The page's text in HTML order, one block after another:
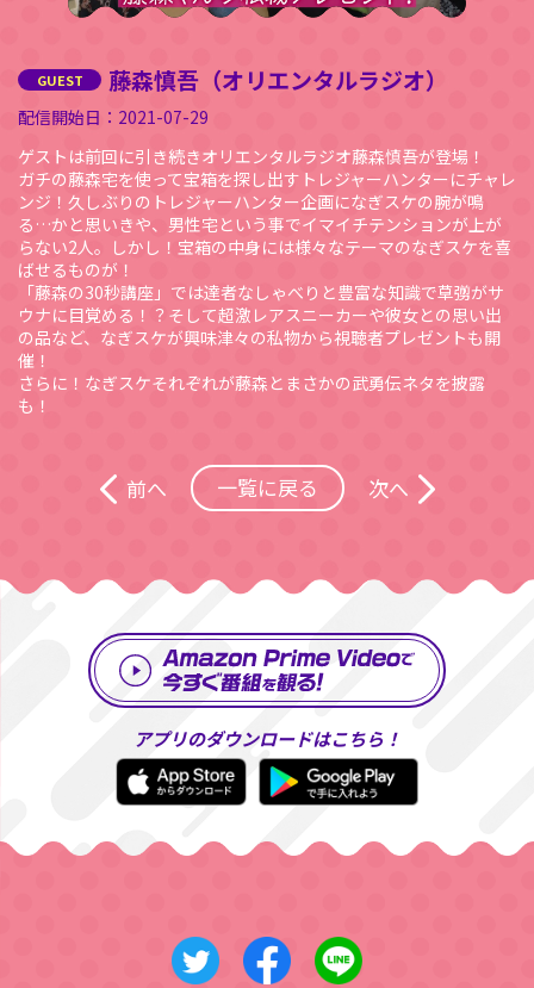
藤森慎吾（オリエンタルラジオ）
2021-07-29
ゲストは前回に引き続きオリエンタルラジオ藤森慎吾が登場！
ガチの藤森宅を使って宝箱を探し出すトレジャーハンターにチャレ
ンジ！久しぶりのトレジャーハンター企画になぎスケの腕が鳴
る…かと思いきや、男性宅という事でイマイチテンションが上が
らない2人。しかし！宝箱の中身には様々なテーマのなぎスケを喜
ばせるものが！
「藤森の30秒講座」では達者なしゃべりと豊富な知識で草彅がサ
ウナに目覚める！？そして超激レアスニーカーや彼女との思い出
の品など、なぎスケが興味津々の私物から視聴者プレゼントも開
催！
さらに！なぎスケそれぞれが藤森とまさかの武勇伝ネタを披露
も！
前へ 一覧に戻る 次へ
アプリのダウンロードはこちら！